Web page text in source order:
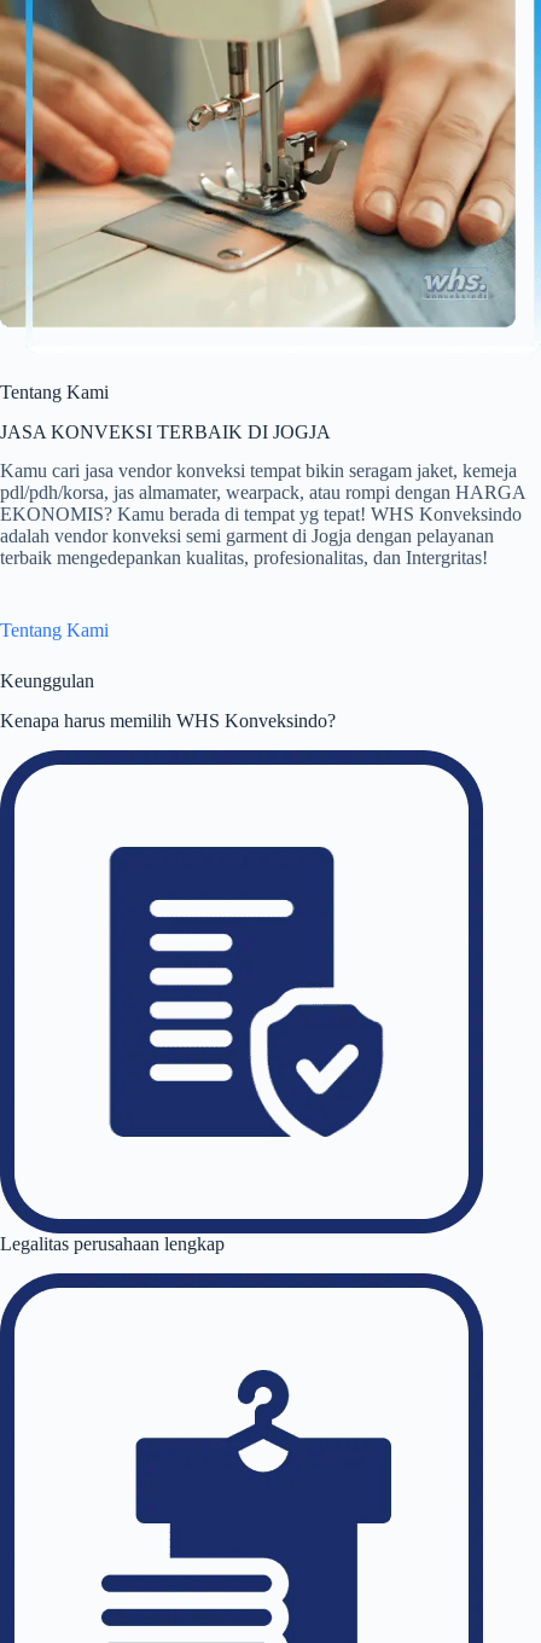
Tentang Kami
JASA KONVEKSI TERBAIK DI JOGJA
Kamu cari jasa vendor konveksi tempat bikin seragam jaket, kemeja
pdl/pdh/korsa, jas almamater, wearpack, atau rompi dengan HARGA
EKONOMIS? Kamu berada di tempat yg tepat! WHS Konveksindo
adalah vendor konveksi semi garment di Jogja dengan pelayanan
terbaik mengedepankan kualitas, profesionalitas, dan Intergritas!
Tentang Kami
Keunggulan
Kenapa harus memilih WHS Konveksindo?
Legalitas perusahaan lengkap